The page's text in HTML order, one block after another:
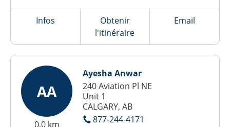
Infos
Obtenir
l'itinéraire
Email
AA
0.0 km
Ayesha Anwar
240 Aviation Pl NE
Unit 1
CALGARY, AB
877-244-4171